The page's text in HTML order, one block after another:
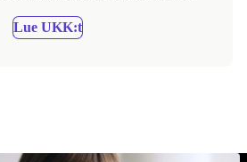
Lue UKK:t